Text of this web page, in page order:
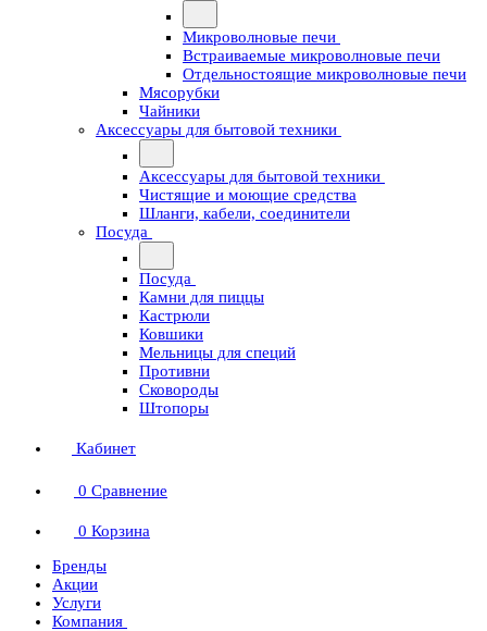
Микроволновые печи
Встраиваемые микроволновые печи
Отдельностоящие микроволновые печи
Мясорубки
Чайники
Аксессуары для бытовой техники
Аксессуары для бытовой техники
Чистящие и моющие средства
Шланги, кабели, соединители
Посуда
Посуда
Камни для пиццы
Кастрюли
Ковшики
Мельницы для специй
Противни
Сковороды
Штопоры
Кабинет
0 Сравнение
0 Корзина
Бренды
Акции
Услуги
Компания